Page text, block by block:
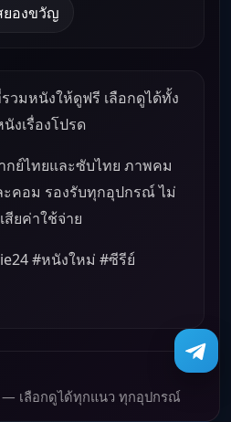
ยองขวัญ
วมหนังให้ดูฟรี เลือกดูได้ทั้ง
งเรื่องโปรด
กย์ไทยและซับไทย ภาพคม
คอม รองรับทุกอุปกรณ์ ไม่
ยค่าใช้จ่าย
#หนังใหม่ #ซีรีย์
— เลือกดูได้ทุกแนว ทุกอุปกรณ์